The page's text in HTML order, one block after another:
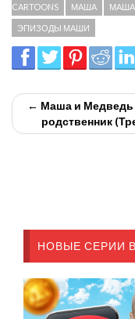
CARTOONS МАША МАША
ЭПИЗОДЫ МАШИ
← Маша и Медведь
родственник
НОВЫЕ СЕРИИ